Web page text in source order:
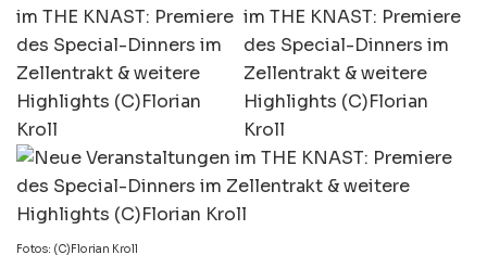
Fotos: (C)Florian Kroll